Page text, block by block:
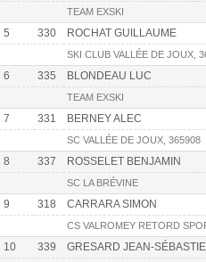
TEAM EXSKI
5 330 ROCHAT GUILLAUME
SKI CLUB VALLÉE DE JOUX,
6 335 BLONDEAU LUC
TEAM EXSKI
7 331 BERNEY ALEC
SC VALLÉE DE JOUX, 365908
8 337 ROSSELET BENJAMIN
SC LA BRÉVINE
9 318 CARRARA SIMON
CS VALROMEY RETORD
10 339 GRESARD JEAN-